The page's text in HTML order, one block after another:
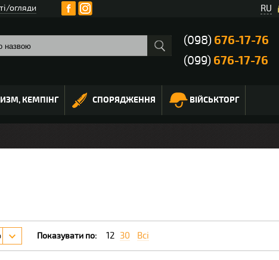
огляди RU
(098) 676-17-76
(099) 676-17-76
КЕМПІНГ СПОРЯДЖЕННЯ ВІЙСЬКТОРГ
Показувати по: 12 30 Всі